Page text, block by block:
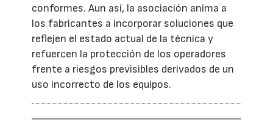
conformes. Aun así, la asociación anima a
los fabricantes a incorporar soluciones que
reflejen el estado actual de la técnica y
refuercen la protección de los operadores
frente a riesgos previsibles derivados de un
uso incorrecto de los equipos.